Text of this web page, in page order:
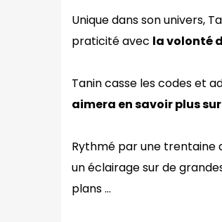
Unique dans son univers,
praticité avec la volonté
Tanin casse les codes et
aimera en savoir plus
Rythmé par une trentaine
un éclairage sur de
plans …